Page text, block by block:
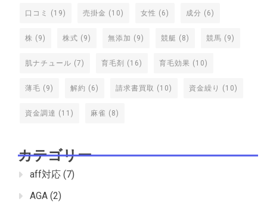
口コミ (19) 売掛金 (10) 女性 (6) 成分 (6)
株 (9) 株式 (9) 無添加 (9) 競艇 (8) 競馬 (9)
肌ナチュール (7) 育毛剤 (16) 育毛効果 (10)
薄毛 (9) 解約 (6) 請求書買取 (10) 資金繰り (10)
資金調達 (11) 麻雀 (8)
カテゴリー
aff対応 (7)
AGA (2)